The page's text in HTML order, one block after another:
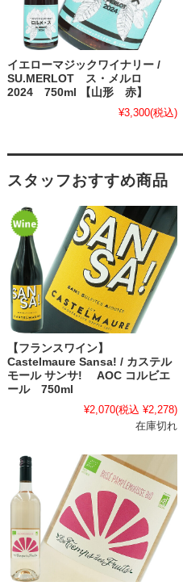
イエローマジックワイナリー /
SU.MERLOT ス・メルロ
2024 750ml 【山形 赤】
¥3,300(税込)
スタッフおすすめ商品
【フランスワイン】
Castelmaure Sansa! / カステル
モール サンサ! AOC コルビエ
ール 750ml
¥2,070(税込 ¥2,278)
在庫切れ